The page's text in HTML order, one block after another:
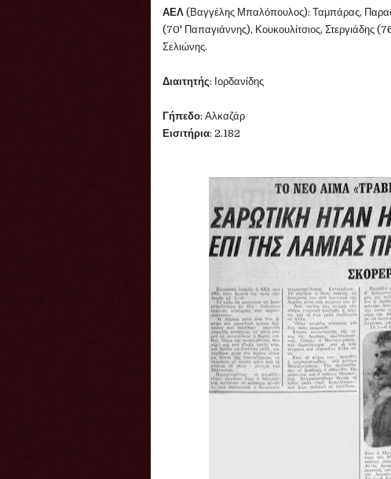
ΑΕΛ (Βαγγέλης Μπαλόπουλος): Ταμπάρας,
(70' Παπαγιάννης), Κουκουλίτσιος, Στεργιάδης
Σελιώνης.
Διαιτητής: Ιορδανίδης
Γήπεδο: Αλκαζάρ
Εισιτήρια: 2.182